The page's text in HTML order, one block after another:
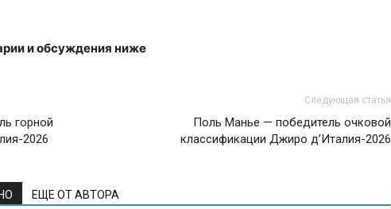
и обсуждения ниже
горной
2026
Следующая статья
Поль Манье — победитель очковой
классификации Джиро д’Италия-2026
ЕЩЕ ОТ АВТОРА